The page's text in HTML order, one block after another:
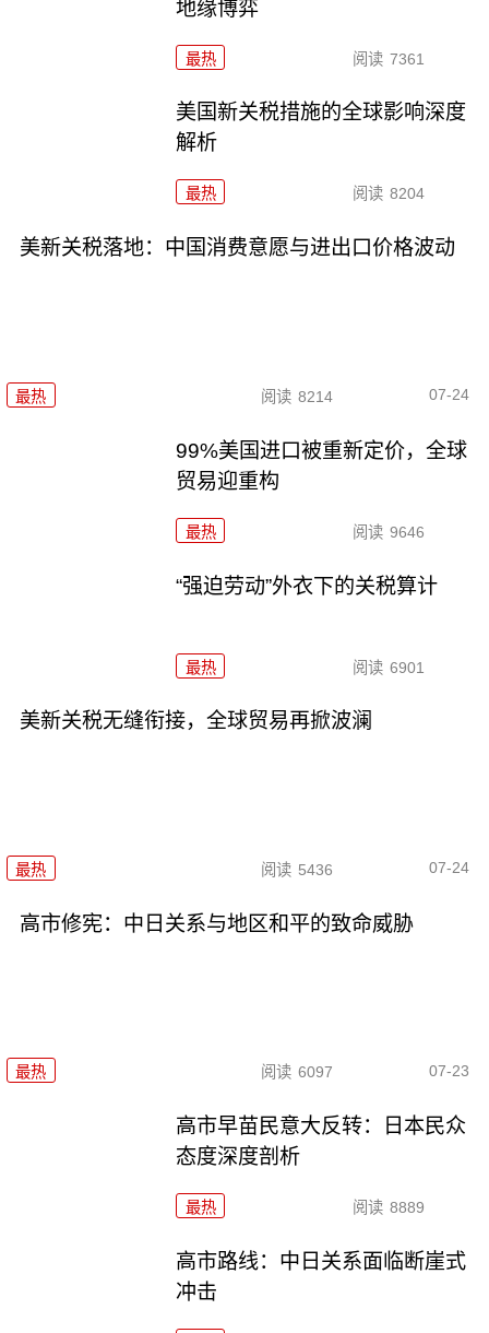
地缘博弈
最热 阅读 7361
美国新关税措施的全球影响深度
解析
最热 阅读 8204
美新关税落地：中国消费意愿与进出口价格波动
最热 阅读 8214 07-24
99%美国进口被重新定价，全球
贸易迎重构
最热 阅读 9646
“强迫劳动”外衣下的关税算计
最热 阅读 6901
美新关税无缝衔接，全球贸易再掀波澜
最热 阅读 5436 07-24
高市修宪：中日关系与地区和平的致命威胁
最热 阅读 6097 07-23
高市早苗民意大反转：日本民众
态度深度剖析
最热 阅读 8889
高市路线：中日关系面临断崖式
冲击